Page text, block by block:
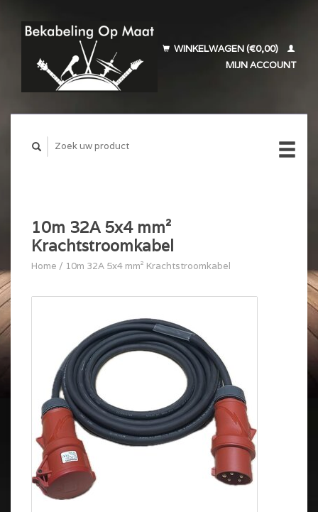
WINKELWAGEN (€0,00)
MIJN ACCOUNT
10m 32A 5x4 mm²
Krachtstroomkabel
Home / 10m 32A 5x4 mm² Krachtstroomkabel